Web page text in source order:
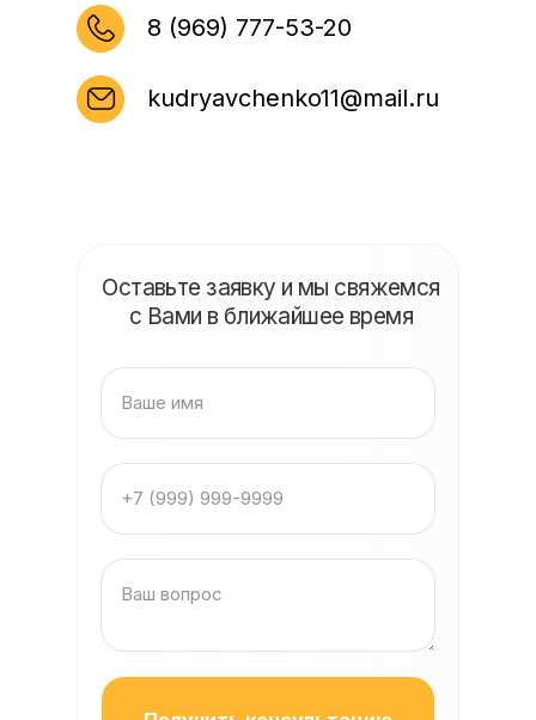
Оставьте заявку и мы свяжемся
с Вами в ближайшее время
8 (969) 777-53-20
kudryavchenko11@mail.ru